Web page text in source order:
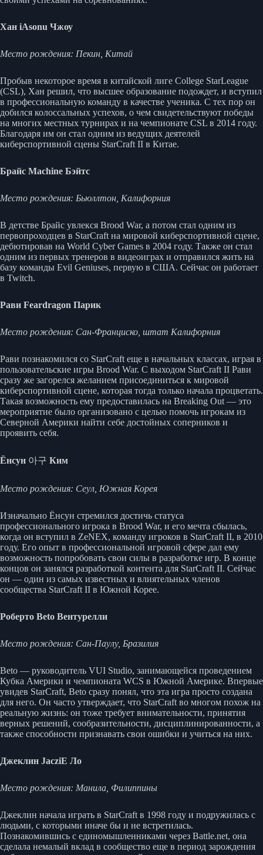
Хан iAsonu Чжоу
Место рождения: Пекин, Китай
Пробыв некоторое время в китайской лиге College StarLeague
(CSL), Хан решил, что высшее образование подождет, и вступил
в профессиональную команду в качестве ученика. С тех пор он
добился колоссальных успехов, о чем свидетельствуют победы
на многих местных турнирах и на чемпионате CSL в 2014 году.
Благодаря им он стал одним из ведущих деятелей
киберспортивной сцены StarCraft II в Китае.
Брайс Machine Бэйтс
Место рождения: Бьюллтон, Калифорния
В детстве Брайс увлекся Brood War, а потом стал одним из
первопроходцев в StarCraft на мировой киберспортивной сцене,
дебютировав на World Cyber Games в 2004 году. Также он стал
одним из первых тренеров в видеоиграх и отправился жить на
базу команды Evil Geniuses, первую в США. Сейчас он работает
в Twitch.
Рави Feardragon Парик
Место рождения: Сан-Франциско, штат Калифорния
Рави познакомился со StarCraft еще в начальных классах, играя в
пользовательские игры Brood War. С выходом StarCraft II Рави
сразу же загорелся желанием присоединиться к мировой
киберспортивной сцене, которая тогда только начала процветать.
Такая возможность ему предоставилась на Breaking Out — это
мероприятие было организовано с целью помочь игрокам из
Северной Америки найти себе достойных соперников и
проявить себя.
Ёнсун 아구 Ким
Место рождения: Сеул, Южная Корея
Изначально Ёнсун стремился достичь статуса
профессионального игрока в Brood War, и его мечта сбылась,
когда он вступил в ZeNEX, команду игроков в StarCraft II, в 2010
году. Его опыт в профессиональной игровой сфере дал ему
возможность попробовать свои силы в разработке игр. В конце
концов он занялся разработкой контента для StarCraft II. Сейчас
он — один из самых известных и влиятельных членов
сообщества StarCraft II в Южной Корее.
Роберто Beto Вентурелли
Место рождения: Сан-Паулу, Бразилия
Beto — руководитель VUI Studio, занимающейся проведением
Кубка Америки и чемпионата WCS в Южной Америке. Впервые
увидев StarCraft, Beto сразу понял, что эта игра просто создана
для него. Он часто утверждает, что StarCraft во многом похож на
реальную жизнь: он тоже требует внимательности, принятия
верных решений, сообразительности, дисциплинированности, а
также способности признавать свои ошибки и учиться на них.
Джеклин JacziE Ло
Место рождения: Манила, Филиппины
Джеклин начала играть в StarCraft в 1998 году и подружилась с
людьми, с которыми иначе бы и не встретилась.
Познакомившись с единомышленниками через Battle.net, она
сделала немалый вклад в сообщество еще в период зарождения